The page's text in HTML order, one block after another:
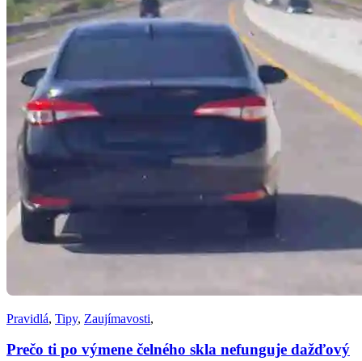
Pravidlá, Tipy, Zaujímavosti,
Prečo ti po výmene čelného skla nefunguje dažďový